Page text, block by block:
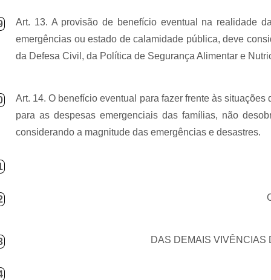
Art. 13. A provisão de benefício eventual na realidade
emergências ou estado de calamidade pública, deve
da Defesa Civil, da Política de Segurança Alimentar e
Art. 14. O benefício eventual para fazer frente às situações
para as despesas emergenciais das famílias, não
considerando a magnitude das emergências e desastres.
DAS DEMAIS